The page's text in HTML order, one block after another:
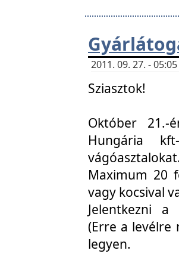
2011. 09. 27. -
Sziasztok!
Október 21.-
Hungária
Maximum 20
vagy kocsival
Jelentkezni a
(Erre a levélre
legyen.